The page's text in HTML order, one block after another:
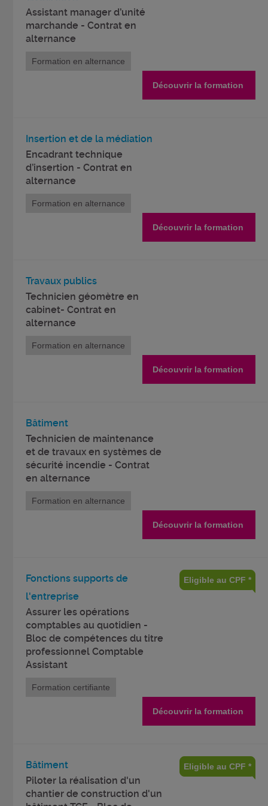
Assistant manager d’unité
marchande - Contrat en
alternance
Formation en alternance
Découvrir la formation
Insertion et de la médiation
Encadrant technique
d’insertion - Contrat en
alternance
Formation en alternance
Découvrir la formation
Travaux publics
Technicien géomètre en
cabinet- Contrat en
alternance
Formation en alternance
Découvrir la formation
Bâtiment
Technicien de maintenance
et de travaux en systèmes de
sécurité incendie - Contrat
en alternance
Formation en alternance
Découvrir la formation
Fonctions supports de
l'entreprise
Assurer les opérations
comptables au quotidien -
Bloc de compétences du titre
professionnel Comptable
Assistant
Eligible au CPF *
Formation certifiante
Découvrir la formation
Bâtiment
Piloter la réalisation d'un
chantier de construction d'un
Eligible au CPF *